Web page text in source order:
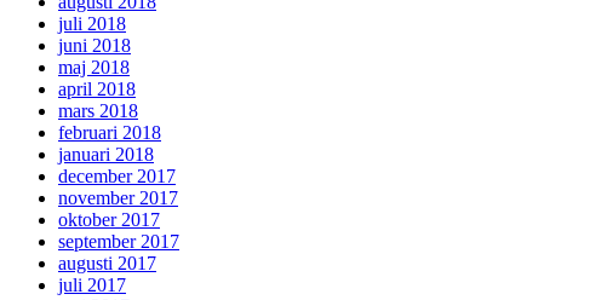
juli 2018
juni 2018
maj 2018
april 2018
mars 2018
februari 2018
januari 2018
december 2017
november 2017
oktober 2017
september 2017
augusti 2017
juli 2017